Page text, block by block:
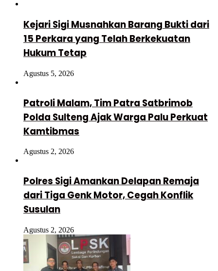
Kejari Sigi Musnahkan Barang Bukti dari
15 Perkara yang Telah Berkekuatan
Hukum Tetap
Agustus 5, 2026
Patroli Malam, Tim Patra Satbrimob
Polda Sulteng Ajak Warga Palu Perkuat
Kamtibmas
Agustus 2, 2026
Polres Sigi Amankan Delapan Remaja
dari Tiga Genk Motor, Cegah Konflik
Susulan
Agustus 2, 2026